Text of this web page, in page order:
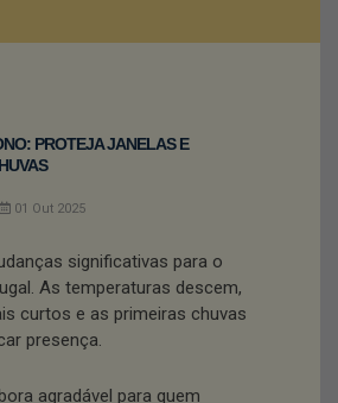
PROTEJA JANELAS E
01 Out 2025
significativas para o
As temperaturas descem,
curtos e as primeiras chuvas
presença.
agradável para quem